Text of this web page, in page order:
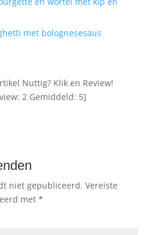
met bolognesesaus
Nuttig? Klik en Review!
2 Gemiddeld: 5]
niet gepubliceerd. Vereiste
met *